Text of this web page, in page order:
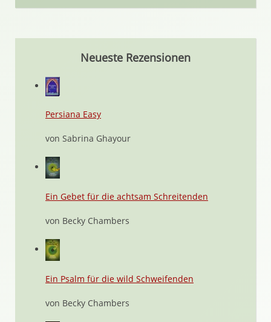
Neueste Rezensionen
Persiana Easy
von Sabrina Ghayour
Ein Gebet für die achtsam Schreitenden
von Becky Chambers
Ein Psalm für die wild Schweifenden
von Becky Chambers